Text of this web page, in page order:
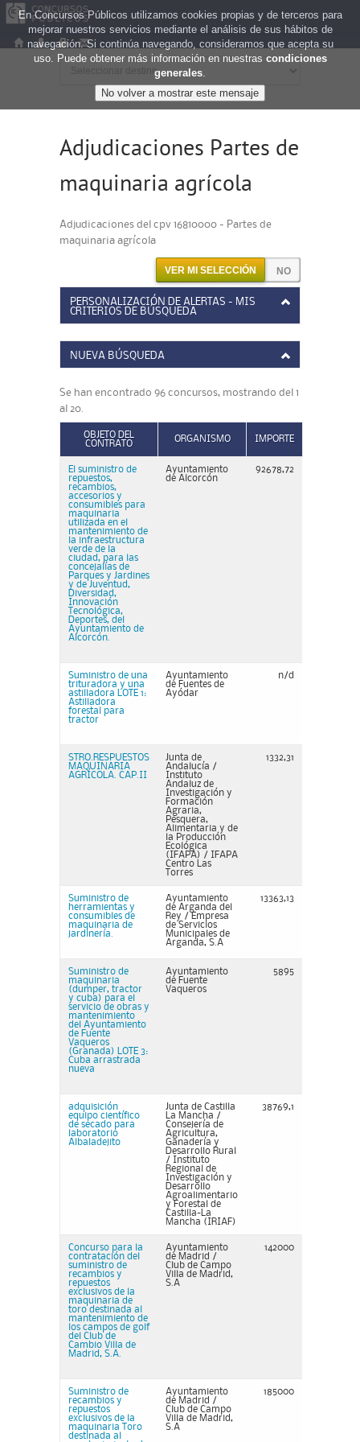
Adjudicaciones Partes de
maquinaria agrícola
Adjudicaciones del cpv 16810000 - Partes de
maquinaria agrícola
VER MI SELECCIÓN
PERSONALIZACIÓN DE ALERTAS - MIS
CRITERIOS DE BÚSQUEDA
NUEVA BÚSQUEDA
Se han encontrado 96 concursos, mostrando del 1
al 20.
OBJETO DEL
CONTRATO
ORGANISMO IMPORTE
El suministro de
repuestos,
recambios,
accesorios y
consumibles para
maquinaria
utilizada en el
mantenimiento de
la infraestructura
verde de la
ciudad, para las
concejalías de
Parques y Jardines
y de Juventud,
Diversidad,
Innovación
Tecnológica,
Deportes, del
Ayuntamiento de
Alcorcón.
Ayuntamiento
de Alcorcón
92678,72
Suministro de una
trituradora y una
astilladora LOTE 1:
Astilladora
forestal para
tractor
Ayuntamiento
de Fuentes de
Ayódar
n/d
STRO.RESPUESTOS
MAQUINARIA
AGRÍCOLA. CAP.II
Junta de
Andalucía /
Instituto
Andaluz de
Investigación y
Formación
Agraria,
Pesquera,
Alimentaria y de
la Producción
Ecológica
(IFAPA) / IFAPA
Centro Las
Torres
1332,31
Suministro de
herramientas y
consumibles de
maquinaria de
jardinería.
Ayuntamiento
de Arganda del
Rey / Empresa
de Servicios
Municipales de
Arganda, S.A
13363,13
Suministro de
maquinaria
(dumper, tractor
y cuba) para el
servicio de obras y
mantenimiento
del Ayuntamiento
de Fuente
Vaqueros
(Granada) LOTE 3:
Cuba arrastrada
nueva
Ayuntamiento
de Fuente
Vaqueros
5895
adquisición
equipo científico
de secado para
laboratorio
Albaladejito
Junta de Castilla
La Mancha /
Consejería de
Agricultura,
Ganadería y
Desarrollo Rural
/ Instituto
Regional de
Investigación y
Desarrollo
Agroalimentario
y Forestal de
Castilla-La
Mancha (IRIAF)
38769,1
Concurso para la
contratación del
suministro de
recambios y
repuestos
exclusivos de la
maquinaria de
toro destinada al
mantenimiento de
los campos de golf
del Club de
Cambio Villa de
Madrid, S.A.
Ayuntamiento
de Madrid /
Club de Campo
Villa de Madrid,
S.A
142000
Suministro de
recambios y
repuestos
exclusivos de la
maquinaria Toro
destinada al
Ayuntamiento
de Madrid /
Club de Campo
Villa de Madrid,
S.A
185000
En Concursos Públicos utilizamos cookies propias y de terceros para
mejorar nuestros servicios mediante el análisis de sus hábitos de
navegación. Si continúa navegando, consideramos que acepta su
uso. Puede obtener más información en nuestras condiciones
generales.